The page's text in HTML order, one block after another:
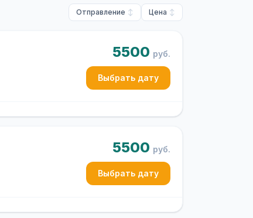
Отправление Цена
5500 руб.
Выбрать дату
5500 руб.
Выбрать дату